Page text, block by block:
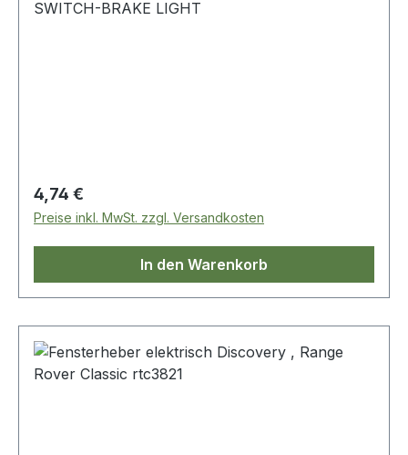
SWITCH-BRAKE LIGHT
Regulärer Preis:
4,74 €
Preise inkl. MwSt. zzgl. Versandkosten
In den Warenkorb